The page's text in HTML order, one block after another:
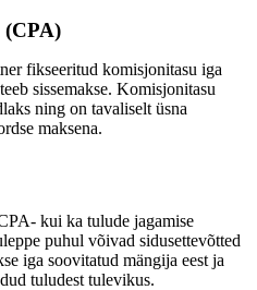
fikseeritud komisjonitasu iga
sissemakse. Komisjonitasu
ning on tavaliselt üsna
maksena.
kui ka tulude jagamise
puhul võivad sidusettevõtted
iga soovitatud mängija eest ja
tuludest tulevikus.